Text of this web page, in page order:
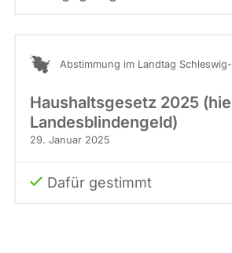
Abstimmung im Landtag
Haushaltsgesetz 2025
Landesblindengeld)
29. Januar 2025
Dafür gestimmt